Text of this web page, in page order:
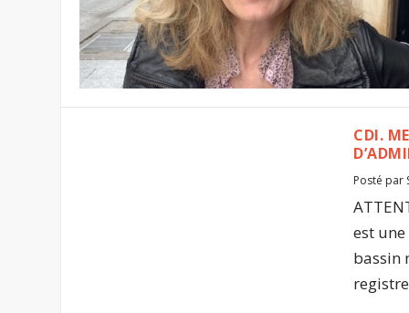
CDI.
Posté par
est
bassin